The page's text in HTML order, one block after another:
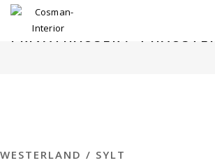
PRIVATHÄUSER / 4
WESTERLAND / SYLT